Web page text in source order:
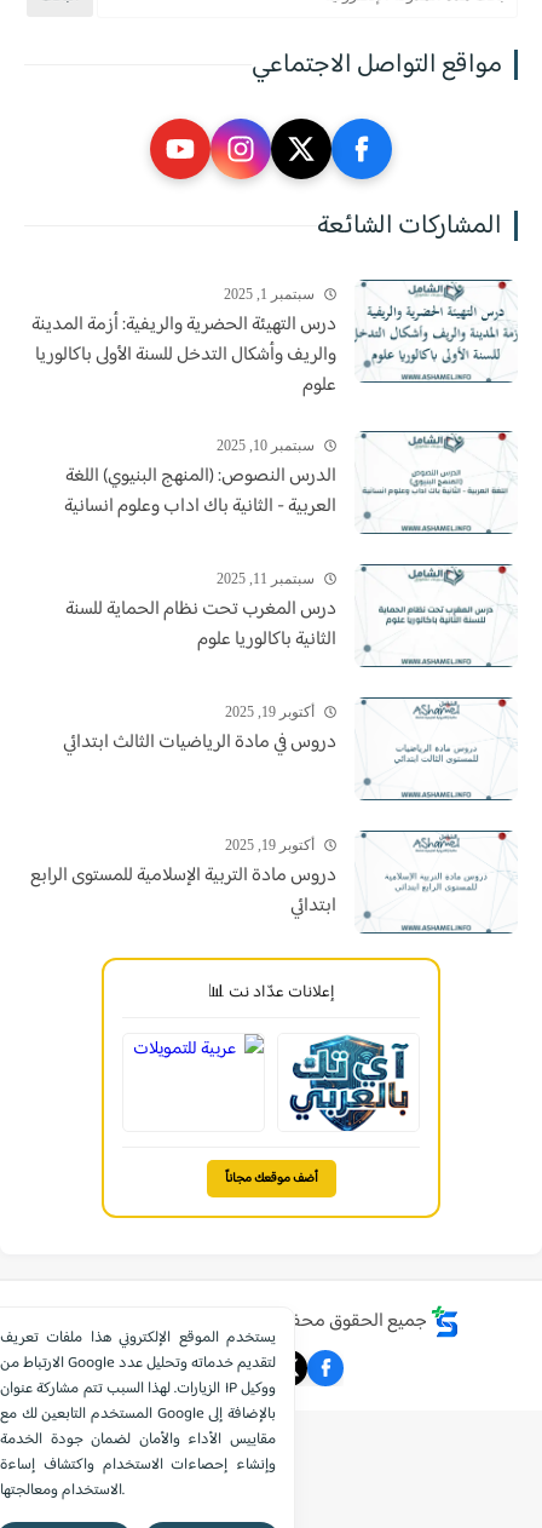
مواقع التواصل الاجتماعي
المشاركات الشائعة
سبتمبر 1, 2025
درس التهيئة الحضرية والريفية: أزمة المدينة
والريف وأشكال التدخل للسنة الأولى باكالوريا
علوم
سبتمبر 10, 2025
الدرس النصوص: (المنهج البنيوي) اللغة
العربية - الثانية باك اداب وعلوم انسانية
سبتمبر 11, 2025
درس المغرب تحت نظام الحماية للسنة
الثانية باكالوريا علوم
أكتوبر 19, 2025
دروس في مادة الرياضيات الثالث ابتدائي
أكتوبر 19, 2025
دروس مادة التربية الإسلامية للمستوى الرابع
ابتدائي
إعلانات عدّاد نت 📊
أضف موقعك مجاناً
جميع الحقوق محفوظة ©
يستخدم الموقع الإلكتروني هذا ملفات تعريف
الارتباط من Google لتقديم خدماته وتحليل عدد
الزيارات. لهذا السبب تتم مشاركة عنوان IP ووكيل
المستخدم التابعين لك مع Google بالإضافة إلى
مقاييس الأداء والأمان لضمان جودة الخدمة
وإنشاء إحصاءات الاستخدام واكتشاف إساءة